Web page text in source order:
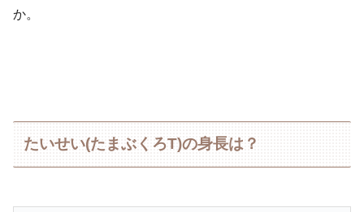
か。
たいせい(たまぶくろT)の身長は？